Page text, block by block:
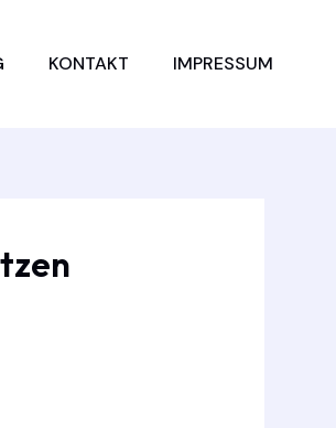
KONTAKT IMPRESSUM